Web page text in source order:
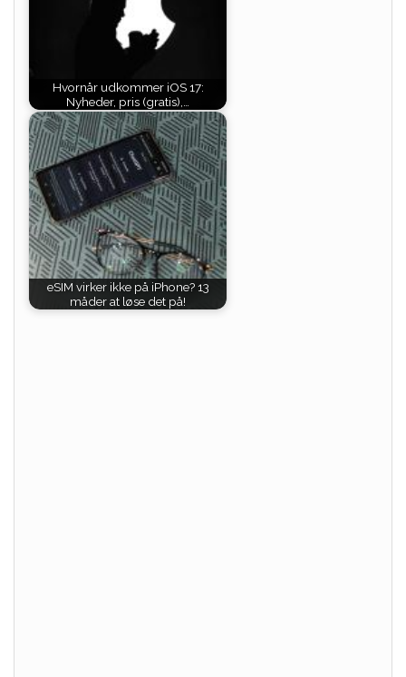
Hvornår udkommer iOS 17:
Nyheder, pris (gratis),…
eSIM virker ikke på iPhone? 13
måder at løse det på!